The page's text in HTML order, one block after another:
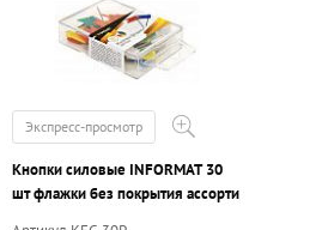
Экспресс-просмотр
Кнопки силовые INFORMAT 30
шт флажки без покрытия ассорти